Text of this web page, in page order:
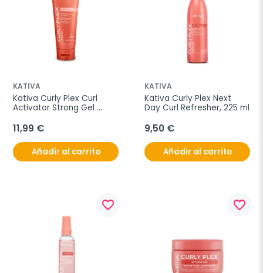
KATIVA
Kativa Curly Plex Curl
Activator Strong Gel
11,99 €
Añadir al carrito
KATIVA
Kativa Curly Plex Next
Day Curl Refresher, 225 ml
9,50 €
Añadir al carrito
favorite_border favorite_border